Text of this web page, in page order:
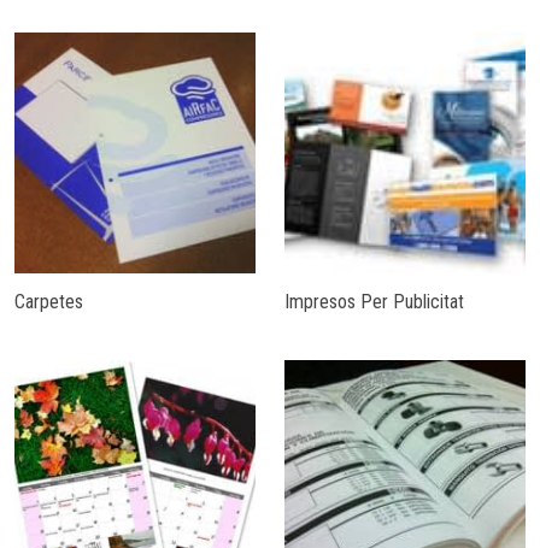
Carpetes Impresos Per Publicitat